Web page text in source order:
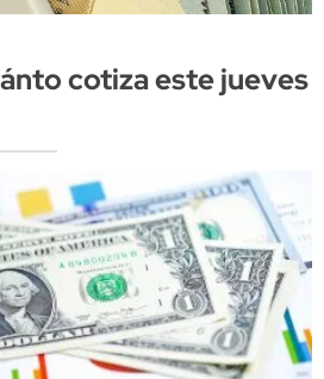
cotiza este jueves